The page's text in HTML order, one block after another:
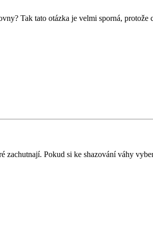
Tak tato otázka je velmi sporná,
Pokud si ke shazování váhy